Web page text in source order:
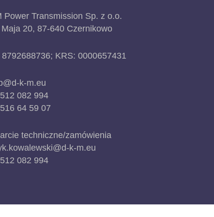
Power Transmission Sp. z o.o.
20, 87-640 Czernikowo
8792688736; KRS: 0000657431
k-m.eu
082 994
64 59 07
techniczne/zamówienia
k-m.eu
082 994